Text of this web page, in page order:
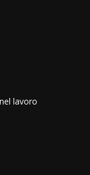
lavoro